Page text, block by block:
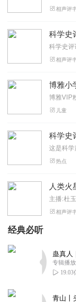
听友108194217
节目内容科学
好，通俗易懂
Daodao1
下一步，喷气
11.7米，个头
的。列兵完了
冯·卡门说就
推进实验室不
的要少得多，
和下士之间插
缩写WAC
13783717bla
相声评
科学史
相声评
博雅小
儿童
科学史
热点
人类火
主播:杜
相声评
经典必听
专辑播
19.03